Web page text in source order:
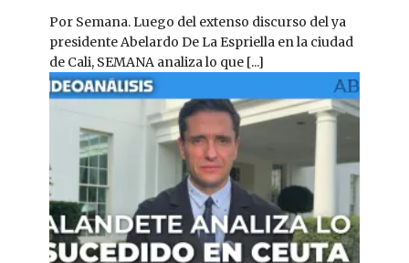
Por Semana. Luego del extenso discurso del ya
presidente Abelardo De La Espriella en la ciudad
de Cali, SEMANA analiza lo que [...]